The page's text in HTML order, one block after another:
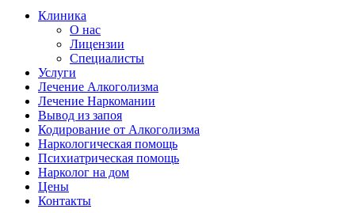
Клиника
О нас
Лицензии
Специалисты
Услуги
Лечение Алкоголизма
Лечение Наркомании
Вывод из запоя
Кодирование от Алкоголизма
Наркологическая помощь
Психиатрическая помощь
Нарколог на дом
Цены
Контакты